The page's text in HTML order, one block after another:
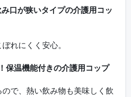
口が狭いタイプの介護用コッ
れにくく安心。
保温機能付きの介護用コップ
で、熱い飲み物も美味しく飲